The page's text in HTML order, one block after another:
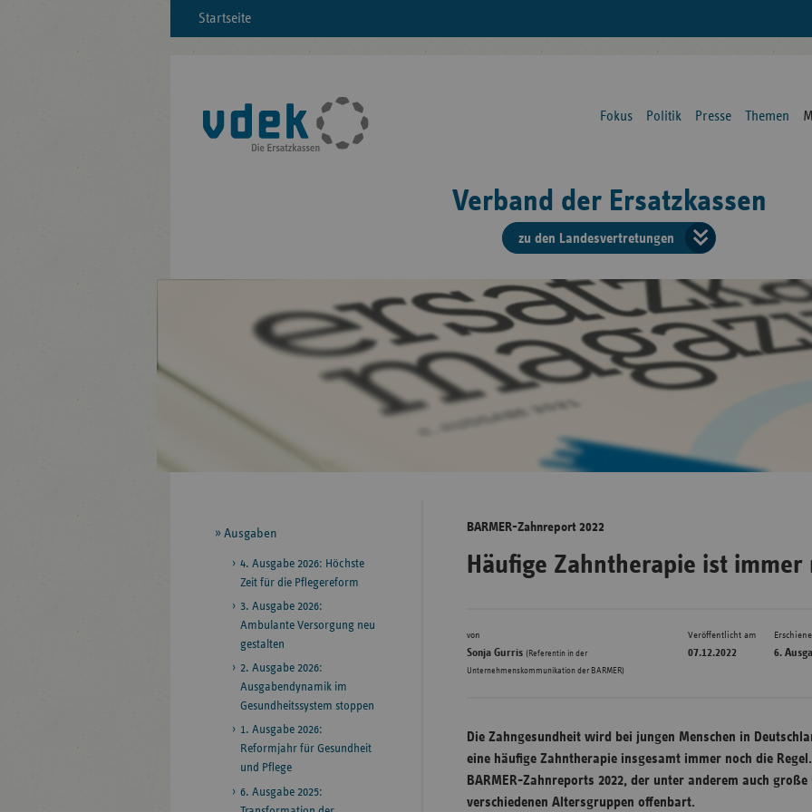
Startseite
Fokus Politik Presse Themen
Verband der Ersatzkassen
zu den Landesvertretungen
der
Hessen
BARMER-Zahnreport 2022
Häufige Zahntherapie ist immer
von
Sonja Gurris (Referentin in der
Unternehmenskommunikation der BARMER)
Veröffentlicht am
07.12.2022 6.
Die Zahngesundheit wird bei jungen Menschen in
eine häufige Zahntherapie insgesamt immer noch die
BARMER-Zahnreports 2022, der unter anderem auch große
verschiedenen Altersgruppen offenbart.
Seitennavigation
Ausgaben
4. Ausgabe 2026: Höchste
Zeit für die Pflegereform
3. Ausgabe 2026:
Ambulante Versorgung neu
gestalten
2. Ausgabe 2026:
Ausgabendynamik im
Gesundheitssystem stoppen
1. Ausgabe 2026:
Reformjahr für Gesundheit
und Pflege
6. Ausgabe 2025: